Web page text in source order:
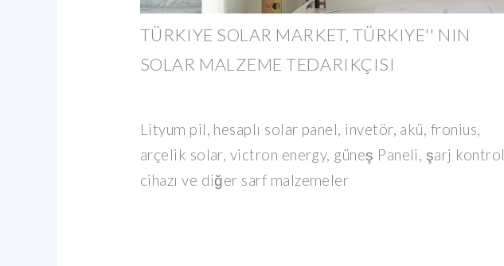
TÜRKIYE SOLAR MARKET, TÜRKIYE'' NIN
SOLAR MALZEME TEDARIKÇISI
Lityum pil, hesaplı solar panel, invetör, akü, fronius,
arçelik solar, victron energy, güneş Paneli, şarj kontrol
cihazı ve diğer sarf malzemeler